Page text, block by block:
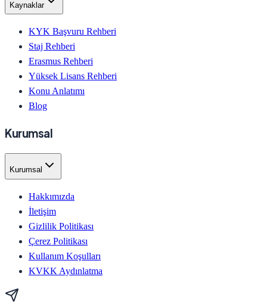
Kaynaklar
KYK Başvuru Rehberi
Staj Rehberi
Erasmus Rehberi
Yüksek Lisans Rehberi
Konu Anlatımı
Blog
Kurumsal
Kurumsal
Hakkımızda
İletişim
Gizlilik Politikası
Çerez Politikası
Kullanım Koşulları
KVKK Aydınlatma